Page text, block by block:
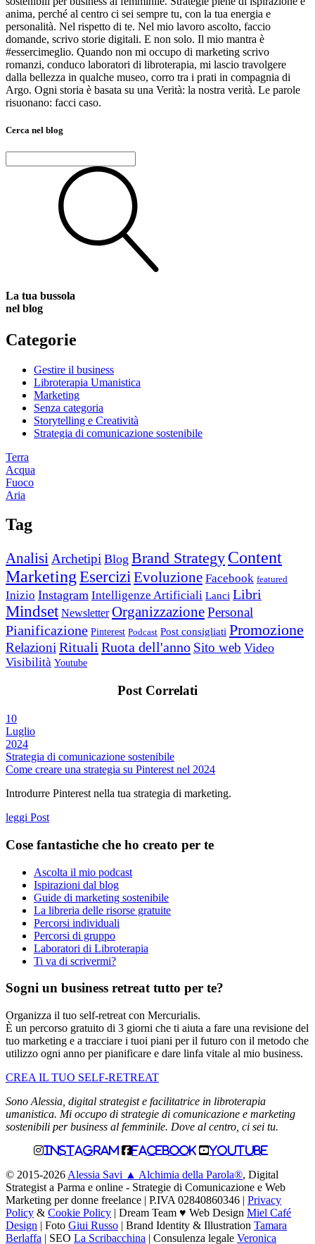
anima, perché al centro ci sei sempre tu, con la tua energia e
personalità. Nel rispetto di te. Nel mio lavoro ascolto, faccio
domande, scrivo storie digitali. E non solo. Il mio mantra è
#essercimeglio. Quando non mi occupo di marketing scrivo
romanzi, conduco laboratori di libroterapia, mi lascio travolgere
dalla bellezza in qualche museo, corro tra i prati in compagnia di
Argo. Ogni storia è basata su una Verità: la nostra verità. Le parole
risuonano: facci caso.
Cerca nel blog
per:
La tua bussola
nel blog
Categorie
Gestire il business
Libroterapia Umanistica
Marketing
Senza categoria
Storytelling e Creatività
Strategia di comunicazione sostenibile
Terra
Acqua
Fuoco
Aria
Tag
AnalisiArchetipi Blog Brand Strategy Content
MarketingEserciziEvoluzione Facebook featured
Inizio Instagram Intelligenze Artificiali Lanci Libri
Mindset Newsletter OrganizzazionePersonal
Pianificazione Pinterest Podcast Post consigliati Promozione
RelazioniRituali Ruota dell'anno Sito web Video
Visibilità Youtube
Post Correlati
10
Luglio
2024
Strategia di comunicazione sostenibile
Come creare una strategia su Pinterest nel 2024
Introdurre Pinterest nella tua strategia di marketing.
leggi Post
Cose fantastiche che ho creato per te
Ascolta il mio podcast
Ispirazioni dal blog
Guide di marketing sostenibile
La libreria delle risorse gratuite
Percorsi individuali
Percorsi di gruppo
Laboratori di Libroterapia
Ti va di scrivermi?
Sogni un business retreat tutto per te?
Organizza il tuo self-retreat con Mercurialis.
È un percorso gratuito di 3 giorni che ti aiuta a fare una revisione del
tuo marketing e a tracciare i tuoi piani per il futuro con il metodo che
utilizzo ogni anno per pianificare e dare linfa vitale al mio business.
CREA IL TUO SELF-RETREAT
Sono Alessia, digital strategist e facilitatrice in libroterapia
umanistica. Mi occupo di strategie di comunicazione e marketing
sostenibili per business al femminile. Dove al centro, ci sei tu.
Instagram Facebook Youtube
© 2015-2026 Alessia Savi ▲ Alchimia della Parola®, Digital
Strategist a Parma e online - Strategie di Comunicazione e Web
Marketing per donne freelance | P.IVA 02840860346 | Privacy
Policy & Cookie Policy | Dream Team ♥ Web Design Miel Café
Design | Foto Giui Russo | Brand Identity & Illustration Tamara
Berlaffa | SEO La Scribacchina | Consulenza legale Veronica